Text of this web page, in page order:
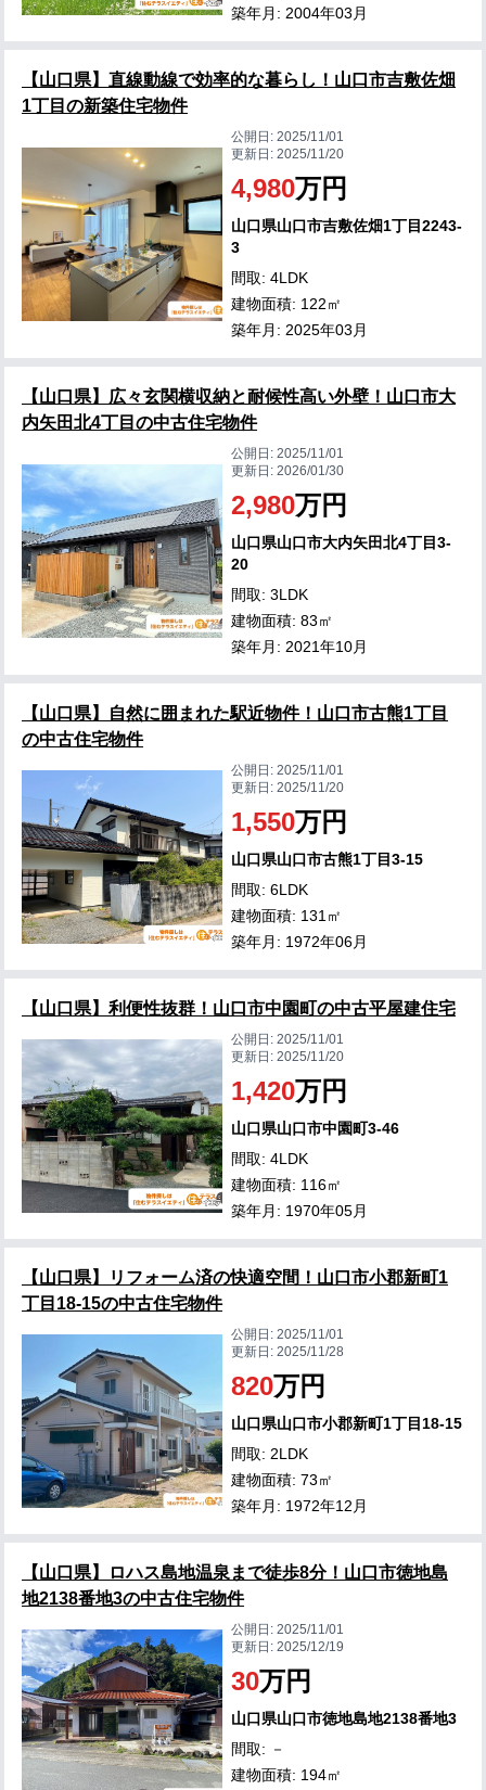
築年月: 2004年03月
【山口県】直線動線で効率的な暮らし！山口市吉敷佐畑
1丁目の新築住宅物件
公開日:2025/11/01
更新日:2025/11/20
4,980万円
山口県山口市吉敷佐畑1丁目2243-
3
間取: 4LDK
建物面積: 122㎡
築年月: 2025年03月
【山口県】広々玄関横収納と耐候性高い外壁！山口市大
内矢田北4丁目の中古住宅物件
公開日:2025/11/01
更新日:2026/01/30
2,980万円
山口県山口市大内矢田北4丁目3-
20
間取: 3LDK
建物面積: 83㎡
築年月: 2021年10月
【山口県】自然に囲まれた駅近物件！山口市古熊1丁目
の中古住宅物件
公開日:2025/11/01
更新日:2025/11/20
1,550万円
山口県山口市古熊1丁目3-15
間取: 6LDK
建物面積: 131㎡
築年月: 1972年06月
【山口県】利便性抜群！山口市中園町の中古平屋建住宅
公開日:2025/11/01
更新日:2025/11/20
1,420万円
山口県山口市中園町3-46
間取: 4LDK
建物面積: 116㎡
築年月: 1970年05月
【山口県】リフォーム済の快適空間！山口市小郡新町1
丁目18-15の中古住宅物件
公開日:2025/11/01
更新日:2025/11/28
820万円
山口県山口市小郡新町1丁目18-15
間取: 2LDK
建物面積: 73㎡
築年月: 1972年12月
【山口県】ロハス島地温泉まで徒歩8分！山口市徳地島
地2138番地3の中古住宅物件
公開日:2025/11/01
更新日:2025/12/19
30万円
山口県山口市徳地島地2138番地3
間取: －
建物面積: 194㎡